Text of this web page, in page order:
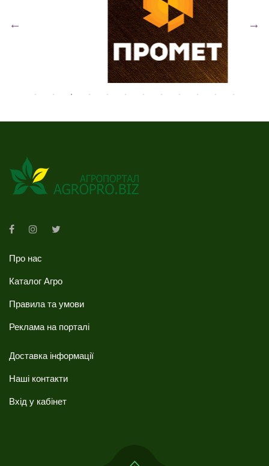
Про нас
Каталог Агро
Правила та умови
Реклама на порталі
Доставка інформації
Наші контакти
Вхід у кабінет